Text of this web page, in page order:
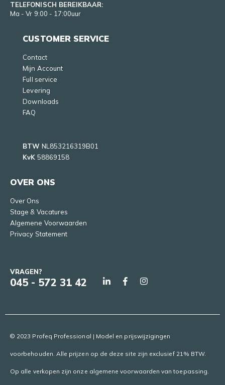
TELEFONISCH BEREIKBAAR:
Ma - Vr 9:00 - 17:00uur
CUSTOMER SERVICE
Contact
Mijn Account
Full service
Levering
Downloads
FAQ
BTW NL853216319B01
KvK 58869158
OVER ONS
Over Ons
Stage & Vacatures
Algemene Voorwaarden
Privacy Statement
VRAGEN?
045 - 572 31 42
© 2023 Profeq Professional | Model en prijswijzigingen
voorbehouden. Alle prijzen op de deze site zijn exclusief 21% BTW.
Op alle verkopen zijn onze algemene voorwaarden van toepassing.